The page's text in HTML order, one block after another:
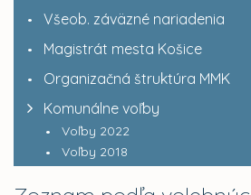
Všeob. záväzné nariadenia
Magistrát mesta Košice
Organizačná štruktúra MMK
Komunálne voľby
Voľby 2022
Voľby 2018